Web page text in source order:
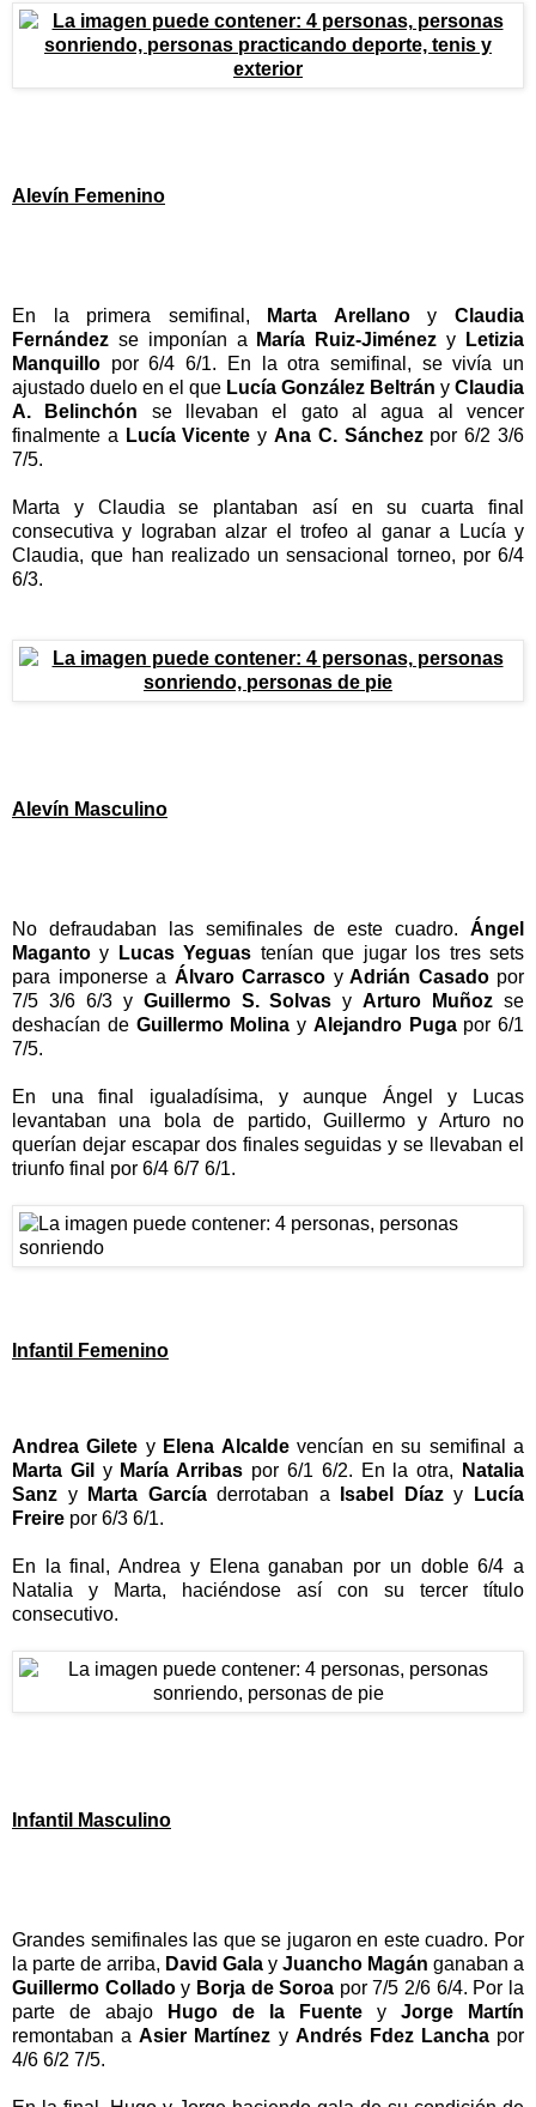
Alevín Femenino
En la primera semifinal, Marta ArellanoyClaudia
Fernández se imponían a María Ruiz-Jiménez y
Letizia
Manquillo por 6/4 6/1. En la otra semifinal, se vivía un
ajustado duelo en el que Lucía González Beltrán y Claudia
A. Belinchón se llevaban el gato al agua al vencer
finalmente a Lucía VicenteyAna C. Sánchezpor 6/2 3/6
7/5.
Marta y Claudia se plantaban así en su cuarta final
consecutiva y lograban alzar el trofeo al ganar a Lucía y
Claudia, que han realizado un sensacional torneo, por 6/4
6/3.
Alevín Masculino
No defraudaban las semifinales de este cuadro. Ángel
Maganto y Lucas Yeguas tenían que jugar los tres sets
para imponerse a Álvaro Carrasco yAdrián Casadopor
7/5 3/6 6/3 y Guillermo S. Solvas yArturo Muñoz se
deshacían deGuillermo Molina y Alejandro Pugapor 6/1
7/5.
En una final igualadísima, y aunque Ángel y Lucas
levantaban una bola de partido, Guillermo y Arturo no
querían dejar escapar dos finales seguidas y se llevaban el
triunfo final por 6/4 6/7 6/1.
Infantil Femenino
Andrea Gilete y Elena Alcaldevencían en su semifinal a
Marta Gil y María Arribas por 6/1 6/2. En la otra,
Natalia
Sanz y Marta Garcíaderrotaban a Isabel Díazy
Lucía
Freire por 6/3 6/1.
En la final, Andrea y Elena ganaban por un doble 6/4 a
Natalia y Marta, haciéndose así con su tercer título
consecutivo.
Infantil Masculino
Grandes semifinales las que se jugaron en este cuadro. Por
la parte de arriba, David Gala y Juancho Magán ganaban a
Guillermo Colladoy Borja de Soroa por 7/5 2/6 6/4. Por la
parte de abajo
Hugo de la Fuente y Jorge Martín
remontaban aAsier Martínez y Andrés Fdez Lanchapor
4/6 6/2 7/5.